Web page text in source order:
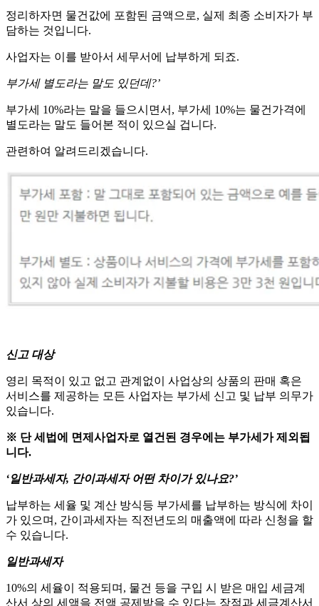
정리하자면 물건값에 포함된 금액으로, 실제 최종 소비자가 부
담하는 것입니다.
사업자는 이를 받아서 세무서에 납부하게 되죠.
부가세 별도라는 말도 있던데?’
부가세 10%라는 말을 들으시면서, 부가세 10%는 물건가격에
별도라는 말도 들어본 적이 있으실 겁니다.
관련하여 알려드리겠습니다.
신고 대상
영리 목적이 있고 없고 관계없이 사업상의 상품의 판매 혹은
서비스를 제공하는 모든 사업자는 부가세 신고 및 납부 의무가
있습니다.
※ 단 세법에 면제사업자로 열건된 경우에는 부가세가 제외됩
니다.​​
‘일반과세자, 간이과세자 어떤 차이가 있나요?’
납부하는 세율 및 계산 방식등 부가세를 납부하는 방식에 차이
가 있으며, 간이과세자는 직전년도의 매출액에 따라 신청을 할
수 있습니다. ​​
일반과세자
10%의 세율이 적용되며, 물건 등을 구입 시 받은 매입 세금계
산서 상의 세액을 전액 공제받을 수 있다는 장점과 세금계산서